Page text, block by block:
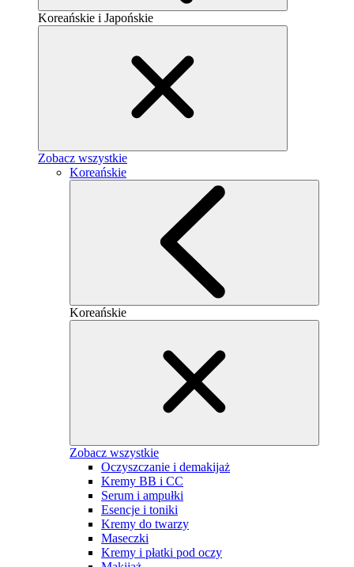
Koreańskie i Japońskie
Zobacz wszystkie
Koreańskie
Koreańskie
Zobacz wszystkie
Oczyszczanie i demakijaż
Kremy BB i CC
Serum i ampułki
Esencje i toniki
Kremy do twarzy
Maseczki
Kremy i płatki pod oczy